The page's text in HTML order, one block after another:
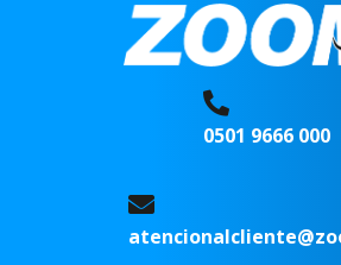
0501 9666 000